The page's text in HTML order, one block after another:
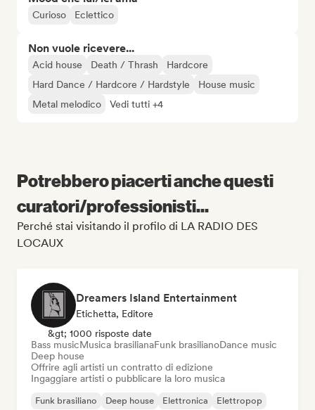
Curioso Eclettico
Non vuole ricevere...
Acid house Death / Thrash
Hardcore
Hard Dance / Hardcore / Hardstyle
House music
Metal melodico
Vedi tutti +4
Potrebbero piacerti anche questi
curatori/professionisti...
Perché stai visitando il profilo di LA RADIO DES
LOCAUX
Dreamers Island Entertainment
Etichetta, Editore
&gt; 1000 risposte date
Bass musicMusica brasilianaFunk brasilianoDance music
Deep house
Offrire agli artisti un contratto di edizione
Ingaggiare artisti o pubblicare la loro musica
Funk brasiliano Deep house Elettronica
Elettropop